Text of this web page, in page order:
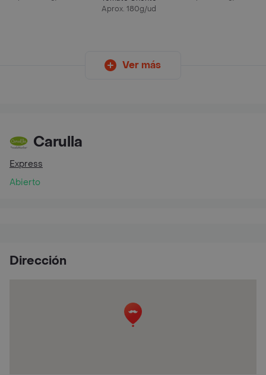
Aprox. 180g/ud
Ver más
Carulla
Express
Abierto
Dirección